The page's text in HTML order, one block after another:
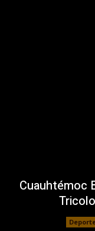
Cuauhtémoc